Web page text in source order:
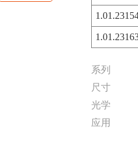
系列
尺寸
光学
应用